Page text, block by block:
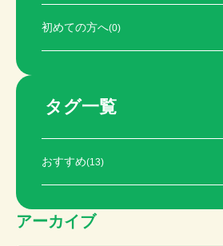
初めての方へ(0)
タグ一覧
おすすめ(13)
アーカイブ